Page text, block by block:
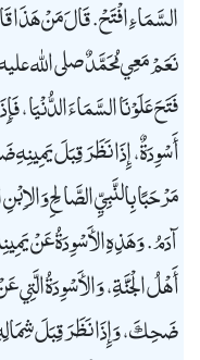
السَّمَاءِ افْتَحْ. قَالَ مَنْ
نَعَمْ مَعِي مُحَمَّدٌ صلى الله
فَتَحَ عَلَوْنَا السَّمَاءَ الدُّنْيَا،
أَسْوِدَةٌ، إِذَا نَظَرَ قِبَلَ
مَرْحَبًا بِالنَّبِيِّ الصَّالِحِ
آدَمُ. وَهَذِهِ الأَسْوِدَةُ عَنْ
أَهْلُ الْجَنَّةِ، وَالأَسْوِدَةُ الَّتِي
ضَحِكَ، وَإِذَا نَظَرَ قِبَلَ شِمَالِهِ